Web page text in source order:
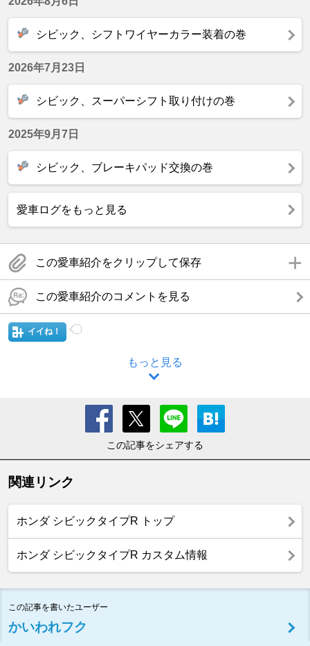
シビック、シフトワイヤーカラー装着の巻
2026年7月23日
シビック、スーパーシフト取り付けの巻
2025年9月7日
シビック、ブレーキパッド交換の巻
愛車ログをもっと見る
この愛車紹介をクリップして保存
この愛車紹介のコメントを見る
イイね！
もっと見る
この記事をシェアする
関連リンク
ホンダ シビックタイプR トップ
ホンダ シビックタイプR カスタム情報
この記事を書いたユーザー
かいわれフク